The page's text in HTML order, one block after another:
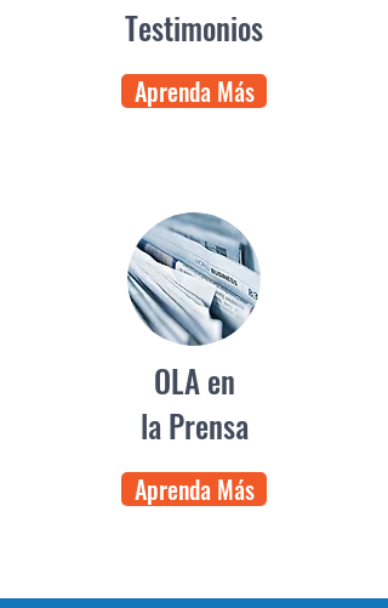
Testimonios
Aprenda Más
OLA en
la Prensa
Aprenda Más